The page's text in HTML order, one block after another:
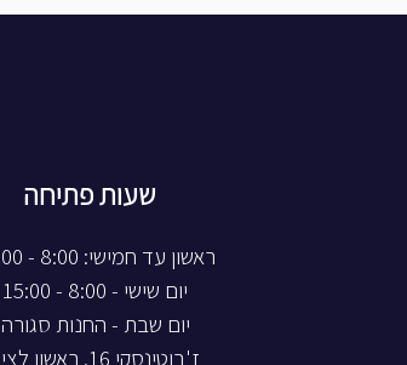
שעות פתיחה
ראשון עד חמישי: 8:00 - 20:00
יום שישי - 8:00 - 15:00
יום שבת - החנות סגורה
ז'בוטינסקי 16, ראשון לציון